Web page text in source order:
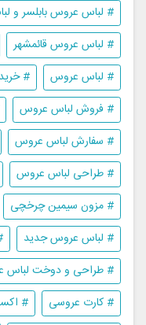
# لباس عروس بابلسر و
# لباس عروس قائمشهر
# لباس عروس
#
# فروش لباس عروس
# سفارش لباس عروس
# طراحی لباس عروس
# مزون سیمین چرخچی
# لباس عروس جدید
# طراحی و دوخت لباس
# کارت عروسی
#